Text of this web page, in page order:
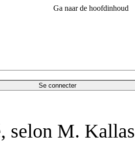
Ga naar de hoofdinhoud
Se connecter
selon M. Kallas